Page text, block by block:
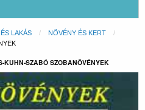
LAKÁS
NÖVÉNY ÉS KERT
KUHN-SZABÓ SZOBANÖVÉNYEK